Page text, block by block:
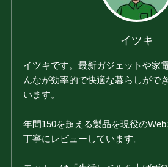
イツキ
イツキです。最新ガジェットや家
んなが効率的で快適な暮らしがで
います。
年間150を超える製品を現役の
丁寧にレビューしています。